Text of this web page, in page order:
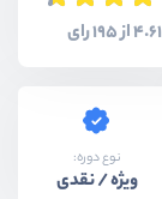
4.61 از 195 رای
نوع دوره:
ویژه / نقدی